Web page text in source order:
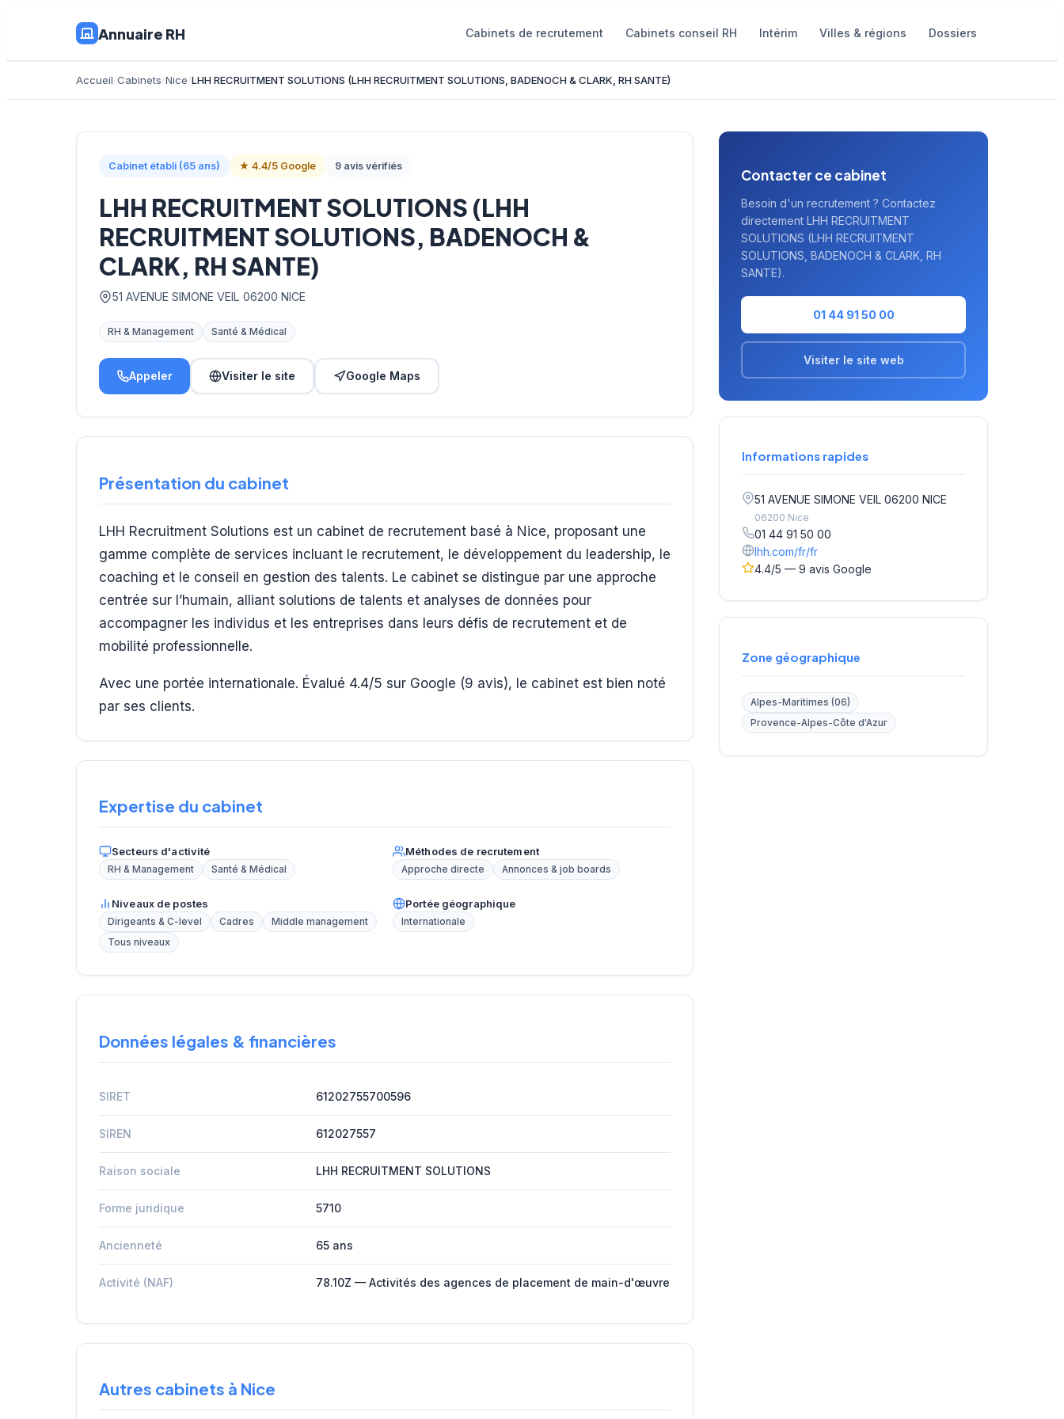
Annuaire RH Cabinets de recrutement Cabinets conseil RH Intérim Villes & régions Dossiers
Accueil Cabinets Nice LHH RECRUITMENT SOLUTIONS (LHH RECRUITMENT SOLUTIONS, BADENOCH & CLARK, RH SANTE)
Cabinet établi (65 ans) ★ 4.4/5 Google 9 avis vérifiés
LHH RECRUITMENT SOLUTIONS (LHH
RECRUITMENT SOLUTIONS, BADENOCH &
CLARK, RH SANTE)
51 AVENUE SIMONE VEIL 06200 NICE
RH & Management Santé & Médical
Appeler Visiter le site Google Maps
Présentation du cabinet
LHH Recruitment Solutions est un cabinet de recrutement basé à Nice, proposant une
gamme complète de services incluant le recrutement, le développement du leadership, le
coaching et le conseil en gestion des talents. Le cabinet se distingue par une approche
centrée sur l’humain, alliant solutions de talents et analyses de données pour
accompagner les individus et les entreprises dans leurs défis de recrutement et de
mobilité professionnelle.
Avec une portée internationale. Évalué 4.4/5 sur Google (9 avis), le cabinet est bien noté
par ses clients.
Expertise du cabinet
Secteurs d'activité
RH & Management Santé & Médical
Méthodes de recrutement
Approche directe Annonces & job boards
Niveaux de postes
Dirigeants & C-level Cadres
Middle management
Tous niveaux
Portée géographique
Internationale
Données légales & financières
SIRET 61202755700596
SIREN 612027557
Raison sociale LHH RECRUITMENT SOLUTIONS
Forme juridique 5710
Ancienneté 65 ans
Activité (NAF) 78.10Z — Activités des agences de placement de main-d'œuvre
Autres cabinets à Nice
Contacter ce cabinet
Besoin d'un recrutement ? Contactez
directement LHH RECRUITMENT
SOLUTIONS (LHH RECRUITMENT
SOLUTIONS, BADENOCH & CLARK, RH
SANTE).
01 44 91 50 00
Visiter le site web
Informations rapides
51 AVENUE SIMONE VEIL 06200 NICE
06200 Nice
01 44 91 50 00
lhh.com/fr/fr
4.4/5 — 9 avis Google
Zone géographique
Alpes-Maritimes (06)
Provence-Alpes-Côte d'Azur